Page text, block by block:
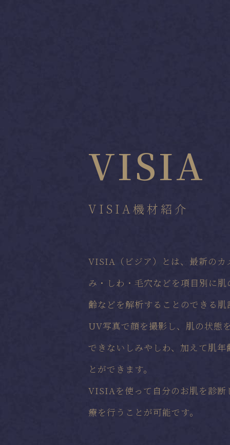
VISIA
VISIA機材紹介
VISIA（ビジア）とは、最新のカ
み・しわ・毛穴などを項目別に
齢などを解析することのできる
UV写真で顔を撮影し、肌の状態
できないしみやしわ、加えて肌
とができます。
VISIAを使って自分のお肌を診断
療を行うことが可能です。